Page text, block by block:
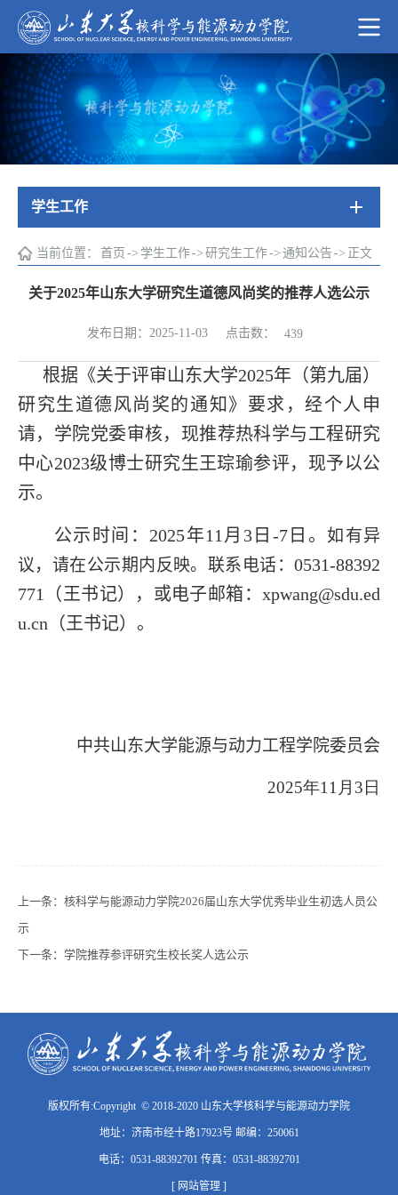
学生工作
当前位置： 首页 -> 学生工作-> 研究生工作-> 通知公告 -> 正文
关于2025年山东大学研究生道德风尚奖的推荐人选公示
发布日期：2025-11-03 点击数： 439
根据《关于评审山东大学2025年（第九届）
研究生道德风尚奖的通知》要求，经个人申
请，学院党委审核，现推荐热科学与工程研究
中心2023级博士研究生王琮瑜参评，现予以公
示。
公示时间：2025年11月3日-7日。 如有异
议，请在公示期内反映。联系电话： 0531-88392
771（王书记），或电子邮箱：xpwang@sdu.ed
u.cn（王书记）。
中共山东大学能源与动力工程学院委员会
2025年11 月3日
上一条： 核科学与能源动力学院2026届山东大学优秀毕业生初选人员公
示
下一条： 学院推荐参评研究生校长奖人选公示
版权所有:Copyright © 2018-2020 山东大学核科学与能源动力学院
地址：济南市经十路17923号 邮编：250061
电话：0531-88392701 传真：0531-88392701
[ 网站管理 ]